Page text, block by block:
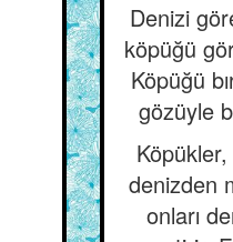
Denizi
köpüğü
Köpüğü
gözüyle
denizden
onları